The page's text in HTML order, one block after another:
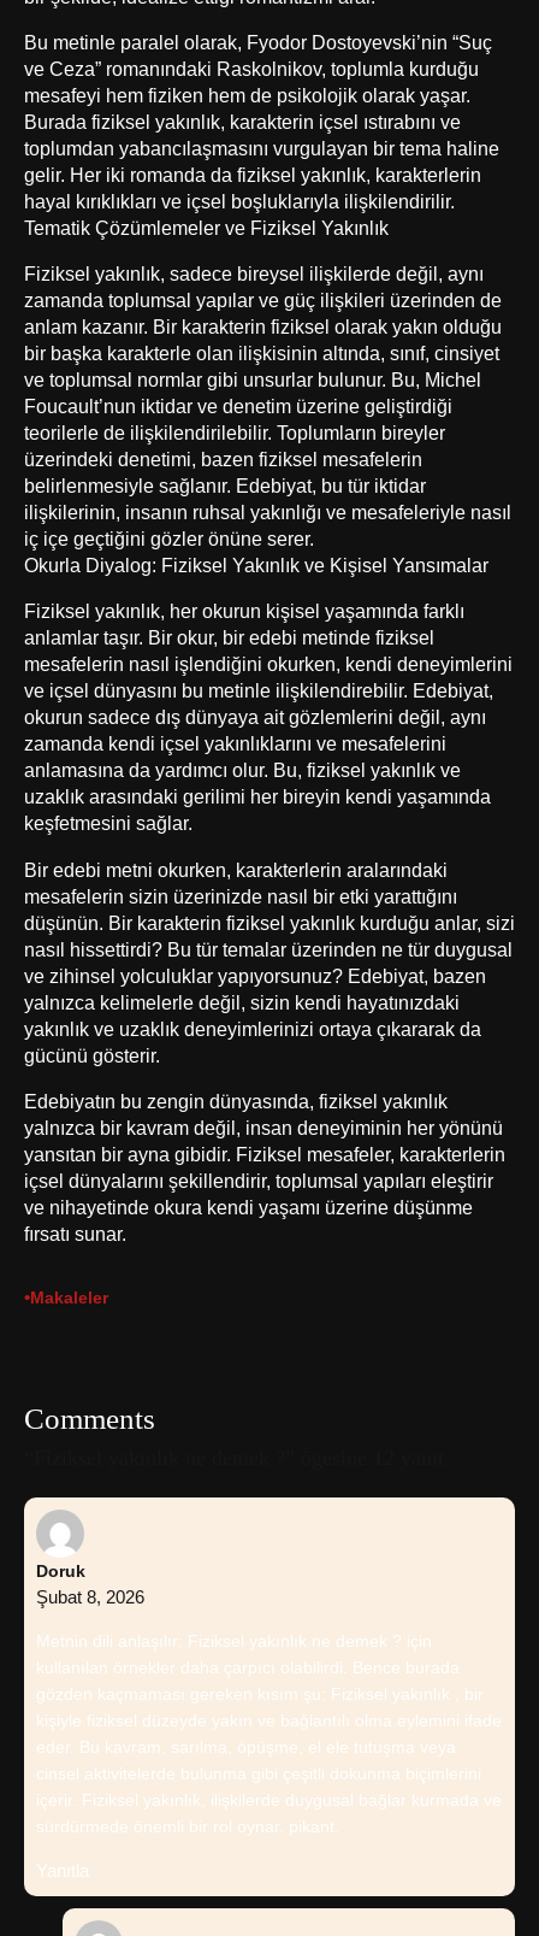
Bu metinle paralel olarak, Fyodor Dostoyevski’nin “Suç
ve Ceza” romanındaki Raskolnikov, toplumla kurduğu
mesafeyi hem fiziken hem de psikolojik olarak yaşar.
Burada fiziksel yakınlık, karakterin içsel ıstırabını ve
toplumdan yabancılaşmasını vurgulayan bir tema haline
gelir. Her iki romanda da fiziksel yakınlık, karakterlerin
hayal kırıklıkları ve içsel boşluklarıyla ilişkilendirilir.
Tematik Çözümlemeler ve Fiziksel Yakınlık
Fiziksel yakınlık, sadece bireysel ilişkilerde değil, aynı
zamanda toplumsal yapılar ve güç ilişkileri üzerinden de
anlam kazanır. Bir karakterin fiziksel olarak yakın olduğu
bir başka karakterle olan ilişkisinin altında, sınıf, cinsiyet
ve toplumsal normlar gibi unsurlar bulunur. Bu, Michel
Foucault’nun iktidar ve denetim üzerine geliştirdiği
teorilerle de ilişkilendirilebilir. Toplumların bireyler
üzerindeki denetimi, bazen fiziksel mesafelerin
belirlenmesiyle sağlanır. Edebiyat, bu tür iktidar
ilişkilerinin, insanın ruhsal yakınlığı ve mesafeleriyle nasıl
iç içe geçtiğini gözler önüne serer.
Okurla Diyalog: Fiziksel Yakınlık ve Kişisel Yansımalar
Fiziksel yakınlık, her okurun kişisel yaşamında farklı
anlamlar taşır. Bir okur, bir edebi metinde fiziksel
mesafelerin nasıl işlendiğini okurken, kendi deneyimlerini
ve içsel dünyasını bu metinle ilişkilendirebilir. Edebiyat,
okurun sadece dış dünyaya ait gözlemlerini değil, aynı
zamanda kendi içsel yakınlıklarını ve mesafelerini
anlamasına da yardımcı olur. Bu, fiziksel yakınlık ve
uzaklık arasındaki gerilimi her bireyin kendi yaşamında
keşfetmesini sağlar.
Bir edebi metni okurken, karakterlerin aralarındaki
mesafelerin sizin üzerinizde nasıl bir etki yarattığını
düşünün. Bir karakterin fiziksel yakınlık kurduğu anlar, sizi
nasıl hissettirdi? Bu tür temalar üzerinden ne tür duygusal
ve zihinsel yolculuklar yapıyorsunuz? Edebiyat, bazen
yalnızca kelimelerle değil, sizin kendi hayatınızdaki
yakınlık ve uzaklık deneyimlerinizi ortaya çıkararak da
gücünü gösterir.
Edebiyatın bu zengin dünyasında, fiziksel yakınlık
yalnızca bir kavram değil, insan deneyiminin her yönünü
yansıtan bir ayna gibidir. Fiziksel mesafeler, karakterlerin
içsel dünyalarını şekillendirir, toplumsal yapıları eleştirir
ve nihayetinde okura kendi yaşamı üzerine düşünme
fırsatı sunar.
•Makaleler
Comments
Doruk
Şubat 8, 2026
Metnin dili anlaşılır; Fiziksel yakınlık ne demek ? için
kullanılan örnekler daha çarpıcı olabilirdi. Bence burada
gözden kaçmaması gereken kısım şu: Fiziksel yakınlık , bir
kişiyle fiziksel düzeyde yakın ve bağlantılı olma eylemini ifade
eder. Bu kavram, sarılma, öpüşme, el ele tutuşma veya
cinsel aktivitelerde bulunma gibi çeşitli dokunma biçimlerini
içerir. Fiziksel yakınlık, ilişkilerde duygusal bağlar kurmada ve
sürdürmede önemli bir rol oynar. pikant.
Yanıtla